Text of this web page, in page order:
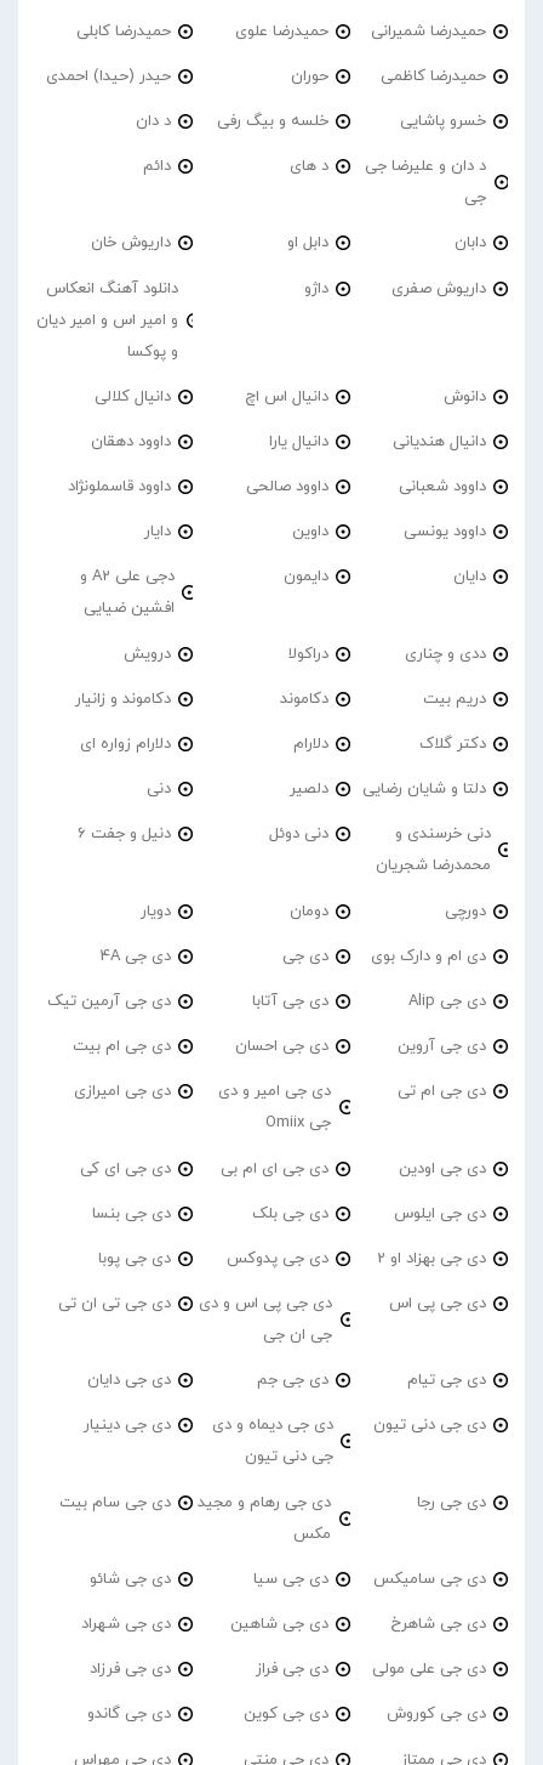
حمیدرضا شمیرانی حمیدرضا علوی حمیدرضا کابلی
حمیدرضا کاظمی حوران حیدر (حیدا) احمدی
خسرو پاشایی خلسه و بیگ رفی د دان
د دان و علیرضا جی
جی
د های دائم
دابان دابل او داریوش خان
داریوش صفری داژو
دانلود آهنگ انعکاس
و امیر اس و امیر دیان
و پوکسا
دانوش دانیال اس اچ دانیال کلالی
دانیال هندیانی دانیال یارا داوود دهقان
داوود شعبانی داوود صالحی داوود قاسملونژاد
داوود یونسی داوین دایار
دایان دایمون
دجی علی A2 و
افشین ضیایی
ددی و چناری دراکولا درویش
دریم بیت دکاموند دکاموند و زانیار
دکتر گلاک دلارام دلارام زواره ای
دلتا و شایان رضایی دلصیر دنی
دنی خرسندی و
محمدرضا شجریان
دنی دوئل دنیل و جفت 6
دورچی دومان دویار
دی ام و دارک بوی دی جی دی جی 4A
دی جی Alip دی جی آتابا دی جی آرمین تیک
دی جی آروین دی جی احسان دی جی ام بیت
دی جی ام تی
دی جی امیر و دی
جی Omiix
دی جی امیرازی
دی جی اودین دی جی ای ام بی دی جی ای کی
دی جی ایلوس دی جی بلک دی جی بنسا
دی جی بهزاد او 2 دی جی پدوکس دی جی پوبا
دی جی پی اس
دی جی پی اس و دی
جی ان جی
دی جی تی ان تی
دی جی تیام دی جی جم دی جی دایان
دی جی دنی تیون
دی جی دیماه و دی
جی دنی تیون
دی جی دینیار
دی جی رجا
دی جی رهام و مجید
مکس
دی جی سام بیت
دی جی سامیکس دی جی سیا دی جی شائو
دی جی شاهرخ دی جی شاهین دی جی شهراد
دی جی علی مولی دی جی فراز دی جی فرزاد
دی جی کوروش دی جی کوین دی جی گاندو
دی جی ممتاز دی جی منتی دی جی مهراس